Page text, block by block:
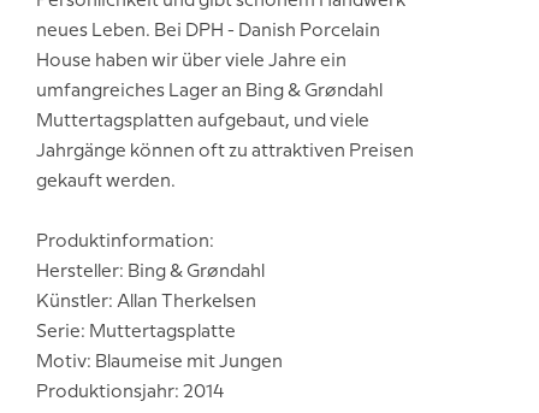
neues Leben. Bei DPH - Danish Porcelain
House haben wir über viele Jahre ein
umfangreiches Lager an Bing & Grøndahl
Muttertagsplatten aufgebaut, und viele
Jahrgänge können oft zu attraktiven Preisen
gekauft werden.
Produktinformation:
Hersteller: Bing & Grøndahl
Künstler: Allan Therkelsen
Serie: Muttertagsplatte
Motiv: Blaumeise mit Jungen
Produktionsjahr: 2014